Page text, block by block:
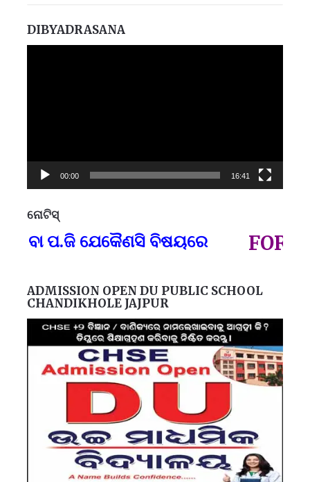
DIBYADRASANA
00:00 16:41
ନୋଟିସ୍
ଯେକୈଣସି ବିଷୟରେ FOR GOVT
ADMISSION OPEN DU PUBLIC SCHOOL
CHANDIKHOLE JAJPUR